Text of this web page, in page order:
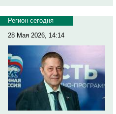
Регион сегодня
28 Мая 2026, 14:14